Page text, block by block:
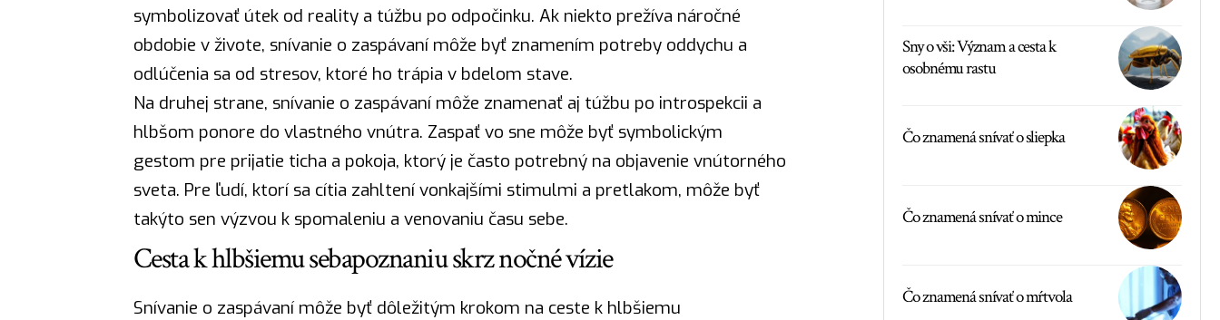
symbolizovať útek od reality a túžbu po odpočinku. Ak niekto prežíva náročné
obdobie v živote, snívanie o zaspávaní môže byť znamením potreby oddychu a
odlúčenia sa od stresov, ktoré ho trápia v bdelom stave.
Na druhej strane, snívanie o zaspávaní môže znamenať aj túžbu po introspekcii a
hlbšom ponore do vlastného vnútra. Zaspať vo sne môže byť symbolickým
gestom pre prijatie ticha a pokoja, ktorý je často potrebný na objavenie vnútorného
sveta. Pre ľudí, ktorí sa cítia zahltení vonkajšími stimulmi a pretlakom, môže byť
takýto sen výzvou k spomaleniu a venovaniu času sebe.
Cesta k hlbšiemu sebapoznaniu skrz nočné vízie
Snívanie o zaspávaní môže byť dôležitým krokom na ceste k hlbšiemu
Sny o vši: Význam a cesta k
osobnému rastu
Čo znamená snívať o sliepka
Čo znamená snívať o mince
Čo znamená snívať o mŕtvola